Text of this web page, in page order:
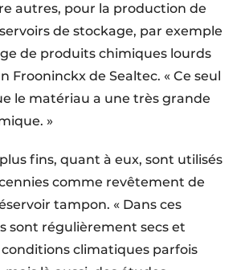
autres, pour la production de
de stockage, par exemple
de produits chimiques lourds
Frooninckx de Sealtec. « Ce seul
le matériau a une très grande
»
fins, quant à eux, sont utilisés
comme revêtement de
tampon. « Dans ces
sont régulièrement secs et
conditions climatiques parfois